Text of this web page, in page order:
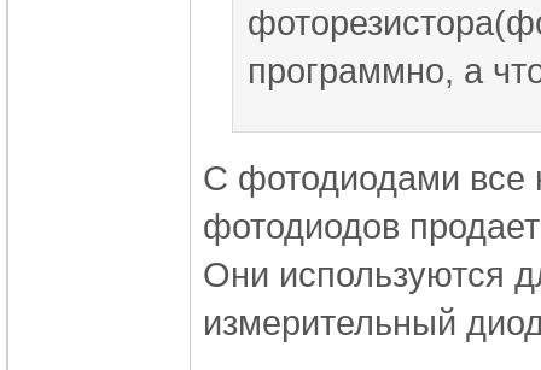
программно, а
С фотодиодами все
фотодиодов
Они используются
измерительный